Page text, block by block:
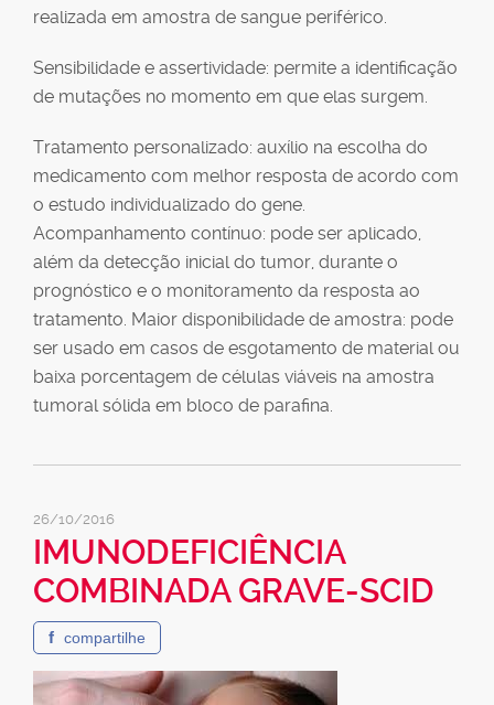
realizada em amostra de sangue periférico.
Sensibilidade e assertividade: permite a identificação
de mutações no momento em que elas surgem.
Tratamento personalizado: auxílio na escolha do
medicamento com melhor resposta de acordo com
o estudo individualizado do gene.
Acompanhamento contínuo: pode ser aplicado,
além da detecção inicial do tumor, durante o
prognóstico e o monitoramento da resposta ao
tratamento. Maior disponibilidade de amostra: pode
ser usado em casos de esgotamento de material ou
baixa porcentagem de células viáveis na amostra
tumoral sólida em bloco de parafina.
26/10/2016
IMUNODEFICIÊNCIA
COMBINADA GRAVE-SCID
f compartilhe